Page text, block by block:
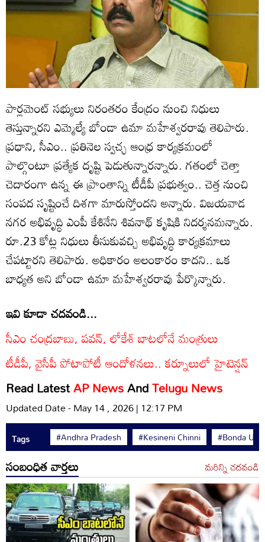
పార్లమెంట్ సభ్యులు నిరంతరం కేంద్రం నుంచి నిధులు
తెస్తున్నారని ఎమ్మెల్యే బోండా ఉమా మహేశ్వరరావు తెలిపారు.
ప్రధాని, సీఎం.. ప్రతినెల స్వచ్ఛ ఆంధ్ర కార్యక్రమంలో
పాల్గొంటూ ప్రత్యేక దృష్టి పెడుతున్నారన్నారు. గతంలో చెత్తా
చెదారంగా ఉన్న ఈ ప్రాంతాన్ని టీడీపీ ప్రభుత్వం.. చెత్త నుంచి
సంపద సృష్టించే దిశగా మారుస్తోందని అన్నారు. విజయవాడ
నగర అభివృద్ధి ఎంపీ కేశినేని శివనాథ్ కృషికి నిదర్శనమన్నారు.
రూ.23 కోట్ల నిధులు తీసుకువచ్చి అభివృద్ధి కార్యక్రమాలు
చేపట్టారని తెలిపారు. అధికారం అలంకారం కాదని.. ఒక
బాధ్యత అని బోండా ఉమా మహేశ్వరరావు పేర్కొన్నారు.
ఇవి కూడా చదవండి...
సీఎం చంద్రబాబు, పవన్, లోకేశ్ బాటలోనే మంత్రులు
టీడీపీ, వైసీపీ పోటాపోటీ ఆందోళనలు.. కర్నూలులో హైటెన్షన్
Read LatestAP NewsAndTelugu News
Updated Date - May 14 , 2026 | 12:17 PM
Tags #Andhra Pradesh #Kesineni Chinni #Bonda
సంబంధిత వార్తలు మరిన్ని చదవండి